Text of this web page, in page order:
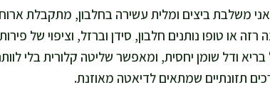
משלבת ביצים ומלית עשירה בחלבון, מתקבלת
או טופו נותנים חלבון, סידן וברזל, וציפוי של פירות
ודל שומן יחסית, ומאפשר שליטה קלורית בלי
תזונתיים שמתאים לדיאטה מאוזנת.